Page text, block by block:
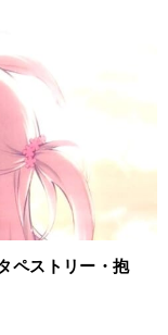
ペストリー・抱